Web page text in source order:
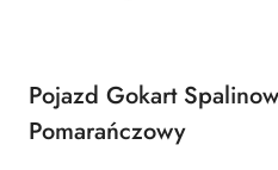
Pojazd Gokart
Pomarańczowy